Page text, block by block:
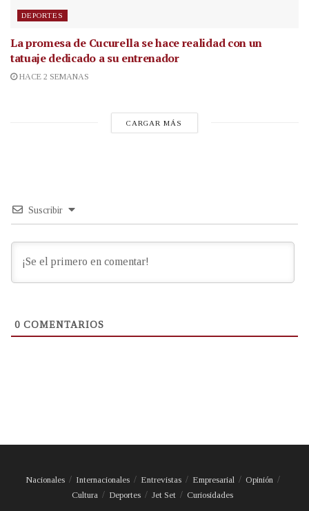
DEPORTES
La promesa de Cucurella se hace realidad con un
tatuaje dedicado a su entrenador
HACE 2 SEMANAS
CARGAR MÁS
Suscribir
0 COMENTARIOS
Nacionales Internacionales Entrevistas Empresarial
Opinión
Cultura
Deportes Jet Set Curiosidades